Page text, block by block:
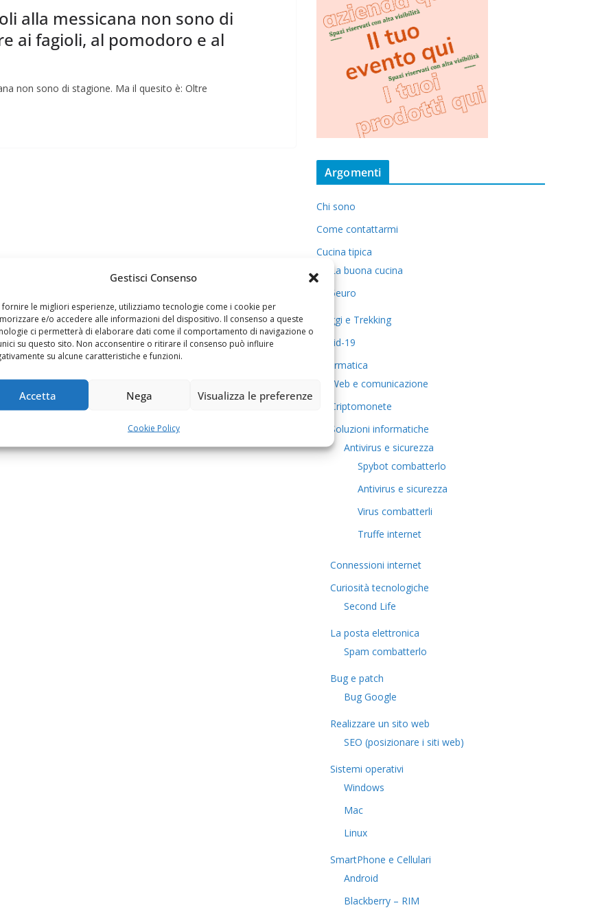
Gestisci Consenso
fornire le migliori esperienze, utilizziamo tecnologie come i cookie per
e/o accedere alle informazioni del dispositivo. Il consenso a queste
ci permetterà di elaborare dati come il comportamento di navigazione o
su questo sito. Non acconsentire o ritirare il consenso può influire
su alcune caratteristiche e funzioni.
Accetta Nega Visualizza le preferenze
Cookie Policy
alla messicana non sono di
ai fagioli, al pomodoro e al
non sono di stagione. Ma il quesito è: Oltre
Argomenti
Chi sono
Come contattarmi
Cucina tipica
La buona cucina
5euro
Viaggi e Trekking
Covid-19
Informatica
Web e comunicazione
Criptomonete
Soluzioni informatiche
Antivirus e sicurezza
Spybot combatterlo
Antivirus e sicurezza
Virus combatterli
Truffe internet
Connessioni internet
Curiosità tecnologiche
​Second Life
La posta elettronica
Spam combatterlo
Bug e patch
Bug Google
Realizzare un sito web
SEO (posizionare i siti web)
Sistemi operativi
Windows
Mac
Linux
SmartPhone e Cellulari
Android
Blackberry – RIM